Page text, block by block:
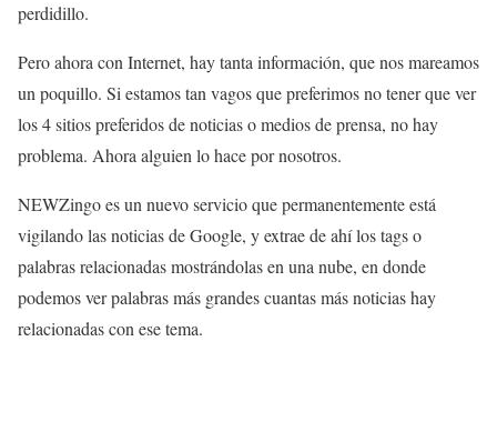
perdidillo.
Pero ahora con Internet, hay tanta información, que nos mareamos
un poquillo. Si estamos tan vagos que preferimos no tener que ver
los 4 sitios preferidos de noticias o medios de prensa, no hay
problema. Ahora alguien lo hace por nosotros.
NEWZingo es un nuevo servicio que permanentemente está
vigilando las noticias de Google, y extrae de ahí los tags o
palabras relacionadas mostrándolas en una nube, en donde
podemos ver palabras más grandes cuantas más noticias hay
relacionadas con ese tema.